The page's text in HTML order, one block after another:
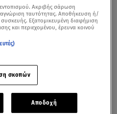
Ακριβής σάρωση
ταυτότητας. Αποθήκευση ή/
Εξατομικευμένη διαφήμιση
και περιεχομένου, έρευνα κοινού
σκοπών
Αποδοχή